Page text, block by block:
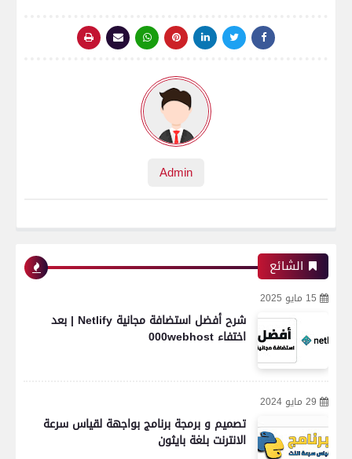
Admin
الشائع
15 مايو 2025
شرح أفضل استضافة مجانية Netlify | بعد
اختفاء 000webhost
29 مايو 2024
تصميم و برمجة برنامج بواجهة لقياس سرعة
الانترنت بلغة بايثون